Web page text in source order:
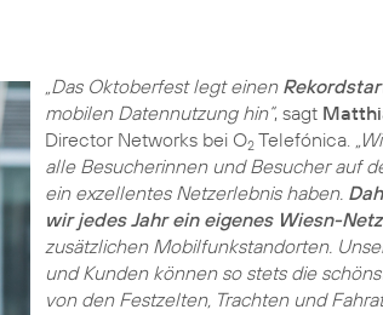
„Das Oktoberfest legt einen
mobilen Datennutzung hin“, sagt
Director Networks bei O2Telefónica.
alle Besucherinnen und Besucher auf
ein exzellentes Netzerlebnis haben.
wir jedes Jahr ein eigenes Wiesn-Netz
zusätzlichen Mobilfunkstandorten.
und Kunden können so stets die
von den Festzelten, Trachten und